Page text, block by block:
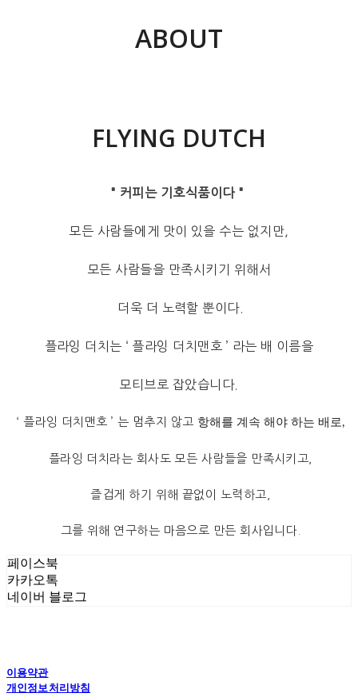
ABOUT
FLYING DUTCH
" 커피는 기호식품이다 "
모든 사람들에게 맛이 있을 수는 없지만,
모든 사람들을 만족시키기 위해서
더욱 더 노력할 뿐이다.
플라잉 더치는 ‘ 플라잉 더치맨호 ’ 라는 배 이름을
모티브로 잡았습니다.
‘ 플라잉 더치맨호 ’ 는 멈추지 않고 항해를 계속 해야 하는 배로,
플라잉 더치라는 회사도 모든 사람들을 만족시키고,
즐겁게 하기 위해 끝없이 노력하고,
그를 위해 연구하는 마음으로 만든 회사입니다.
페이스북
카카오톡
네이버 블로그
이용약관
개인정보처리방침